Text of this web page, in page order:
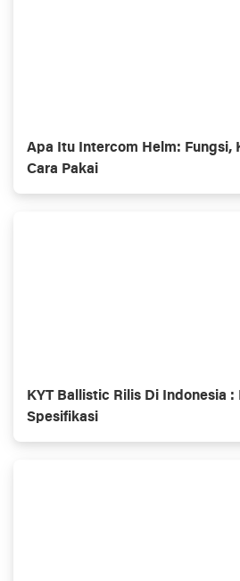
Apa Itu Intercom Helm: Fungsi,
Cara Pakai
KYT Ballistic Rilis Di Indonesia :
Spesifikasi